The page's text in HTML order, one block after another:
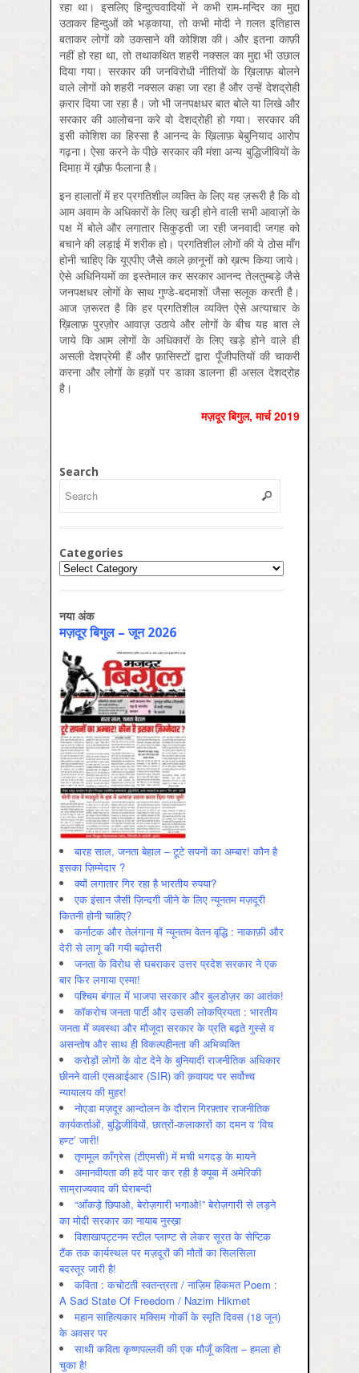
रहा था। इसलिए हिन्दुत्ववादियों ने कभी राम-मन्दिर का मुद्दा
उठाकर हिन्दुओं को भड़काया, तो कभी मोदी ने ग़लत इतिहास
बताकर लोगों को उकसाने की कोशिश की। और इतना काफ़ी
नहीं हो रहा था, तो तथाकथित शहरी नक्सल का मुद्दा भी उछाल
दिया गया। सरकार की जनविरोधी नीतियों के ख़िलाफ़ बोलने
वाले लोगों को शहरी नक्सल कहा जा रहा है और उन्हें देशद्रोही
क़रार दिया जा रहा है। जो भी जनपक्षधर बात बोले या लिखे और
सरकार की आलोचना करे वो देशद्रोही हो गया। सरकार की
इसी कोशिश का हिस्सा है आनन्द के ख़िलाफ़ बेबुनियाद आरोप
गढ़ना। ऐसा करने के पीछे सरकार की मंशा अन्य बुद्धिजीवियों के
दिमाग़़ में ख़ौफ़ फैलाना है।
इन हालातों में हर प्रगतिशील व्यक्ति के लिए यह ज़रूरी है कि वो
आम अवाम के अधिकारों के लिए खड़ी होने वाली सभी आवाज़ों के
पक्ष में बोले और लगातार सिकुड़ती जा रही जनवादी जगह को
बचाने की लड़ाई में शरीक हो। प्रगतिशील लोगों की ये ठोस माँग
होनी चाहिए कि यूएपीए जैसे काले क़ानूनों को ख़त्म किया जाये।
ऐसे अधिनियमों का इस्तेमाल कर सरकार आनन्द तेलतुम्बड़े जैसे
जनपक्षधर लोगों के साथ गुण्डे-बदमाशों जैसा सलूक करती है।
आज ज़रूरत है कि हर प्रगतिशील व्यक्ति ऐसे अत्याचार के
ख़िलाफ़ पुरज़ोर आवाज़ उठाये और लोगों के बीच यह बात ले
जाये कि आम लोगों के अधिकारों के लिए खड़े होने वाले ही
असली देशप्रेमी हैं और फ़ासिस्टों द्वारा पूँजीपतियों की चाकरी
करना और लोगों के हक़ों पर डाका डालना ही असल देशद्रोह
है।
मज़दूर बिगुल, मार्च 2019
Search
Categories
Categories
नया अंक
मज़दूर बिगुल – जून 2026
बारह साल, जनता बेहाल – टूटे सपनों का अम्बार! कौन है
इसका ज़िम्मेदार ?
क्यों लगातार गिर रहा है भारतीय रुपया?
एक इंसान जैसी ज़िन्दगी जीने के लिए न्यूनतम मज़दूरी
कितनी होनी चाहिए?
कर्नाटक और तेलंगाना में न्यूनतम वेतन वृद्धि : नाकाफ़ी और
देरी से लागू की गयी बढ़ोत्तरी
जनता के विरोध से घबराकर उत्तर प्रदेश सरकार ने एक
बार फिर लगाया एस्मा!
पश्चिम बंगाल में भाजपा सरकार और बुलडोज़र का आतंक!
कॉकरोच जनता पार्टी और उसकी लोकप्रियता : भारतीय
जनता में व्‍यवस्‍था और मौजूदा सरकार के प्रति बढ़ते गुस्‍से व
असन्‍तोष और साथ ही विकल्‍पहीनता की अभिव्‍यक्ति
करोड़ों लोगों के वोट देने के बुनियादी राजनीतिक अधिकार
छीनने वाली एसआईआर (SIR) की क़वायद पर सर्वोच्च
न्यायालय की मुहर!
नोएडा मज़दूर आन्दोलन के दौरान गिरफ़्तार राजनीतिक
कार्यकर्ताओं, बुद्धिजीवियों, छात्रों-कलाकारों का दमन व ‘विच
हण्ट’ जारी!
तृणमूल काँग्रेस (टीएमसी) में मची भगदड़ के मायने
अमानवीयता की हदें पार कर रही है क्यूबा में अमेरिकी
साम्राज्यवाद की घेराबन्दी
“आँकड़े छिपाओ, बेरोज़गारी भगाओ!” बेरोज़गारी से लड़ने
का मोदी सरकार का नायाब नुस्ख़ा
विशाखापट्टनम स्टील प्लाण्ट से लेकर सूरत के सेप्टिक
टैंक तक कार्यस्थल पर मज़दूरों की मौतों का सिलसिला
बदस्तूर जारी है!
कविता : कचोटती स्वतन्त्रता / नाज़िम हिकमत Poem :
A Sad State Of Freedom / Nazim Hikmet
महान साहित्यकार मक्सिम गोर्की के स्मृति दिवस (18 जून)
के अवसर पर
साथी कविता कृष्णपल्लवी की एक मौजूँ कविता – हमला हो
चुका है!